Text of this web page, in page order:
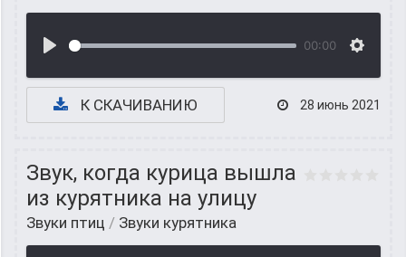
00:00
К СКАЧИВАНИЮ 28 июнь 2021
Звук, когда курица вышла
из курятника на улицу
Звуки птиц / Звуки курятника